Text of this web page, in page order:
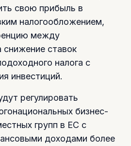
свою прибыль в
налогообложением,
между
снижение ставок
налога с
инвестиций.
регулировать
бизнес-
групп в ЕС с
доходами более